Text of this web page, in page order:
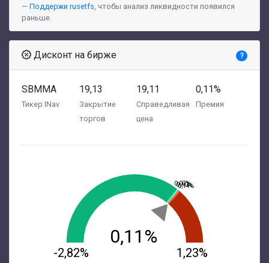
Поддержи rusetfs, чтобы анализ ликвидности появился
раньше.
Дисконт на бирже ?
SBMMA
Тикер INav
19,13
Закрытие
торгов
19,11
Справедливая
цена
0,11%
Премия
0,07%
0,10%
0,14%
-2,82% 1,23%
0,11%